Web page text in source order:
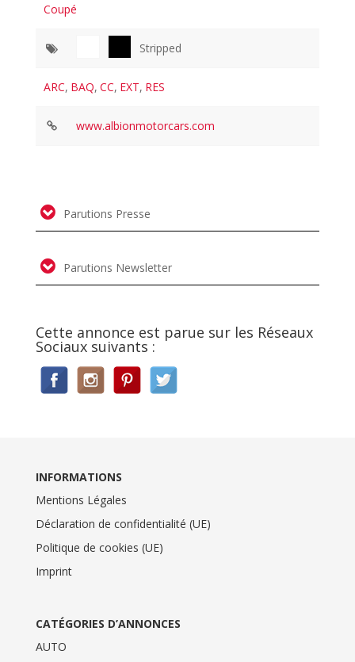
Coupé
Stripped
ARC, BAQ, CC, EXT, RES
www.albionmotorcars.com
Parutions Presse
Parutions Newsletter
Cette annonce est parue sur les Réseaux
Sociaux suivants :
INFORMATIONS
Mentions Légales
Déclaration de confidentialité (UE)
Politique de cookies (UE)
Imprint
CATÉGORIES D’ANNONCES
AUTO